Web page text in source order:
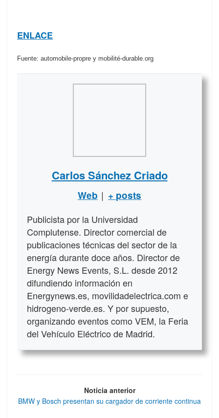
ENLACE
Fuente: automobile-propre y mobilité-durable.org
Carlos Sánchez Criado
Web | + posts
Publicista por la Universidad
Complutense. Director comercial de
publicaciones técnicas del sector de la
energía durante doce años. Director de
Energy News Events, S.L. desde 2012
difundiendo información en
Energynews.es, movilidadelectrica.com e
hidrogeno-verde.es. Y por supuesto,
organizando eventos como VEM, la Feria
del Vehículo Eléctrico de Madrid.
Noticia anterior
BMW y Bosch presentan su cargador de corriente continua